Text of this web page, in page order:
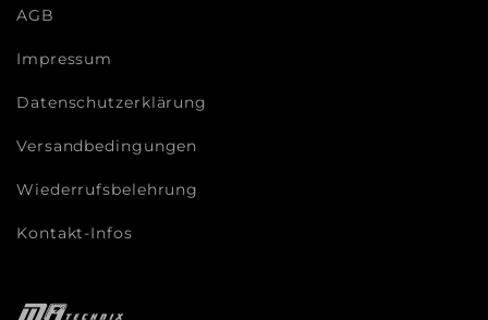
AGB
Impressum
Datenschutzerklärung
Versandbedingungen
Wiederrufsbelehrung
Kontakt-Infos